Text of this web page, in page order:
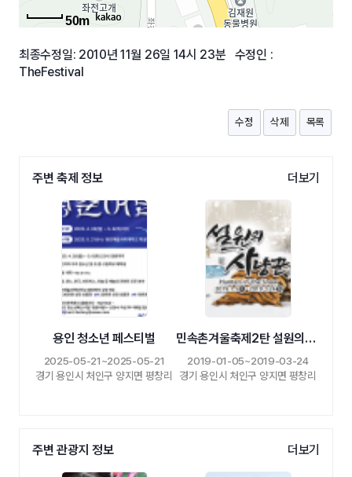
50m
최종수정일: 2010년 11월 26일 14시 23분 수정인 :
TheFestival
수정 삭제 목록
주변 축제 정보 더보기
용인 청소년 페스티벌
2025-05-21~2025-05-21
경기 용인시 처인구 양지면 평창리
민속촌겨울축제2탄 설원의사냥꾼
2019-01-05~2019-03-24
경기 용인시 처인구 양지면 평창리
주변 관광지 정보 더보기